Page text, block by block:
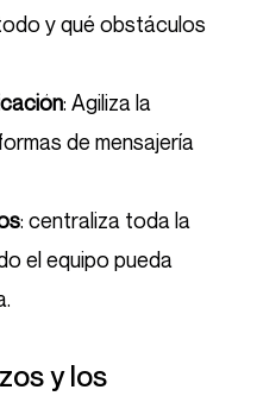
y qué obstáculos
: Agiliza la
de mensajería
: centraliza toda la
el equipo pueda